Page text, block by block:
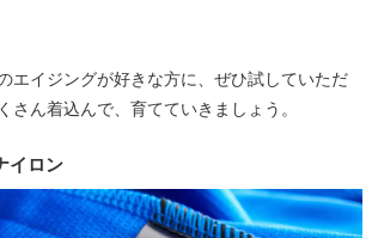
エイジングが好きな方に、ぜひ試していただ
さん着込んで、育てていきましょう。
イロン